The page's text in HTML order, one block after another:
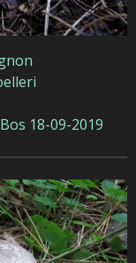
18-09-2019